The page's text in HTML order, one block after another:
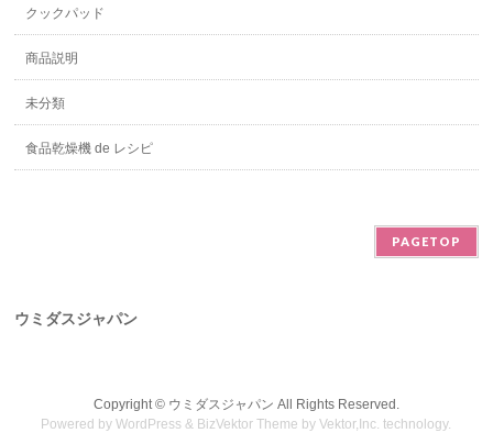
クックパッド
商品説明
未分類
食品乾燥機 de レシピ
PAGETOP
ウミダスジャパン
Copyright © ウミダスジャパン All Rights Reserved.
Powered byWordPress & BizVektor Theme byVektor,Inc. technology.